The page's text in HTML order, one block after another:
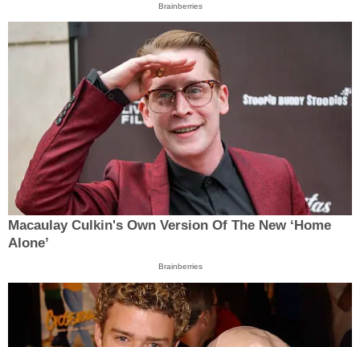
Brainberries
Macaulay Culkin's Own Version Of The New ‘Home
Alone’
Brainberries